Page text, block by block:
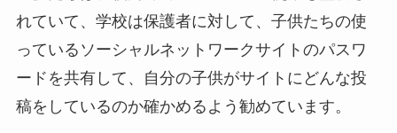
れていて、学校は保護者に対して、子供たちの使
っているソーシャルネットワークサイトのパスワ
ードを共有して、自分の子供がサイトにどんな投
稿をしているのか確かめるよう勧めています。